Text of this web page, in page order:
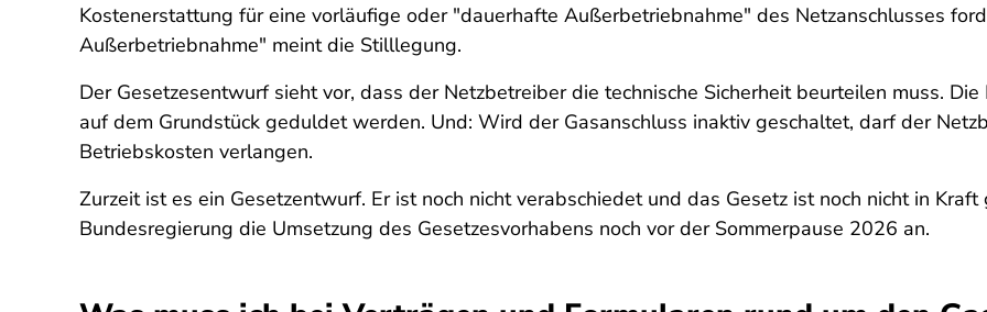
Kostenerstattung für eine vorläufige oder "dauerhafte Außerbetriebnahme" des Netzanschlusses
Außerbetriebnahme" meint die Stilllegung.
Der Gesetzesentwurf sieht vor, dass der Netzbetreiber die technische Sicherheit beurteilen muss.
auf dem Grundstück geduldet werden. Und: Wird der Gasanschluss inaktiv geschaltet, darf der
Betriebskosten verlangen.
Zurzeit ist es ein Gesetzentwurf. Er ist noch nicht verabschiedet und das Gesetz ist noch nicht in
Bundesregierung die Umsetzung des Gesetzesvorhabens noch vor der Sommerpause 2026 an.